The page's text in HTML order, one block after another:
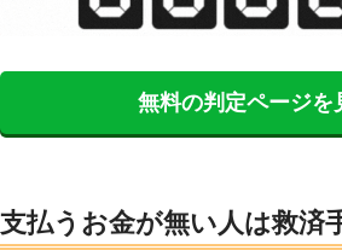
無料の判定ページ
支払うお金が無い人は救済